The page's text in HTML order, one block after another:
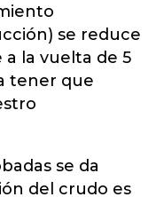
se reduce
a la vuelta de 5
tener que
se da
del crudo es